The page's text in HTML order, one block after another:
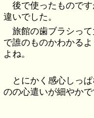
後で使ったもので
違いでした。
旅館の歯ブラシっ
で誰のものかわかる
よね。
とにかく感心しっ
のの心遣いが細やかで